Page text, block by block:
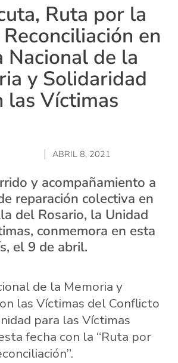
Ruta por la
en
Nacional de la
y Solidaridad
las Víctimas
ABRIL 8, 2021
y acompañamiento a
reparación colectiva en
del Rosario, la Unidad
conmemora en esta
el 9 de abril.
de la Memoria y
las Víctimas del Conflicto
para las Víctimas
fecha con la “Ruta por